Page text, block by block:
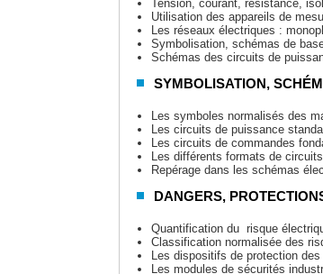
Tension, courant, résistance,
Utilisation des appareils de
Les réseaux électriques :
Symbolisation, schémas de
Schémas des circuits de
SYMBOLISATION,
Les symboles normalisés des
Les circuits de puissance
Les circuits de commandes
Les différents formats de circuits
Repérage dans les schémas
DANGERS,
Quantification du risque
Classification normalisée des
Les dispositifs de protection des
Les modules de sécurités